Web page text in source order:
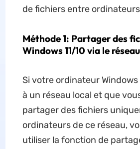
de fichiers entre
Méthode 1: Partager des
Windows 11/10 via le réseau
Si votre ordinateur
à un réseau local et que
partager des fichiers
ordinateurs de ce réseau,
utiliser la fonction de